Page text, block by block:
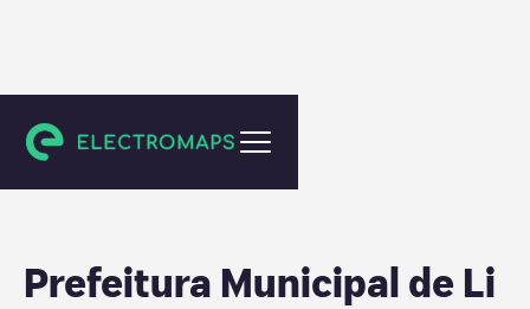
Unknown city (temporary)
Prefeitura Municipal de Li